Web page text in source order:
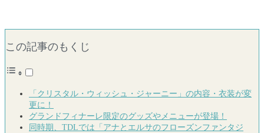
この記事のもくじ
「クリスタル・ウィッシュ・ジャーニー」の内容・衣装が変
更に！
グランドフィナーレ限定のグッズやメニューが登場！
同時期、TDLでは「アナとエルサのフローズンファンタジ